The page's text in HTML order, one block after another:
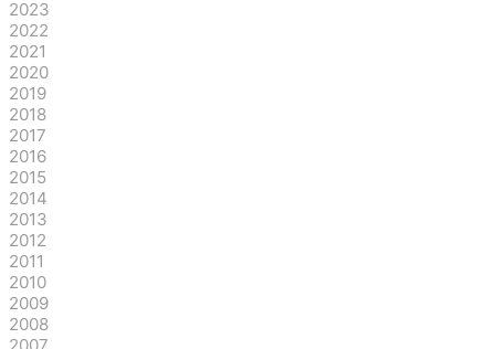
2023
2022
2021
2020
2019
2018
2017
2016
2015
2014
2013
2012
2011
2010
2009
2008